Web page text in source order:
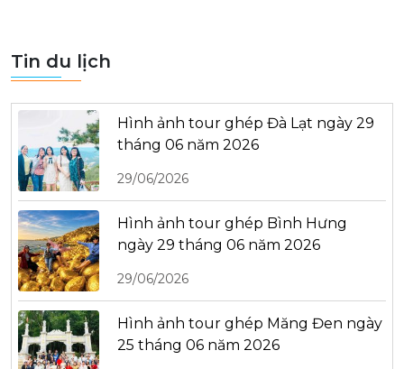
Tin du lịch
Hình ảnh tour ghép Đà Lạt ngày 29
tháng 06 năm 2026
29/06/2026
Hình ảnh tour ghép Bình Hưng
ngày 29 tháng 06 năm 2026
29/06/2026
Hình ảnh tour ghép Măng Đen ngày
25 tháng 06 năm 2026